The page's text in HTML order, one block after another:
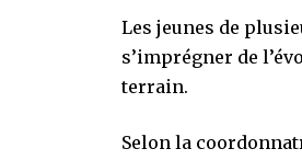
Les jeunes de
s’imprégner de
terrain.
Selon la